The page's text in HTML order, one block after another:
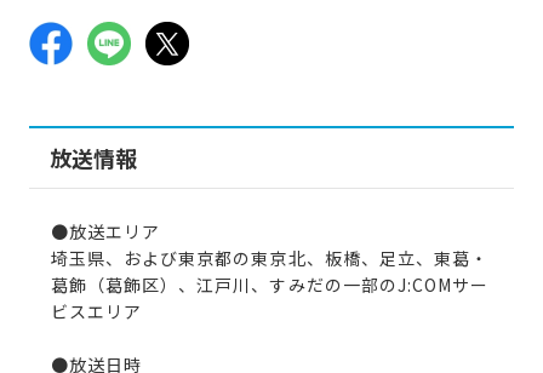
放送情報
●放送エリア
埼玉県、および東京都の東京北、板橋、足立、東葛・
葛飾（葛飾区）、江戸川、すみだの一部のJ:COMサー
ビスエリア
●放送日時